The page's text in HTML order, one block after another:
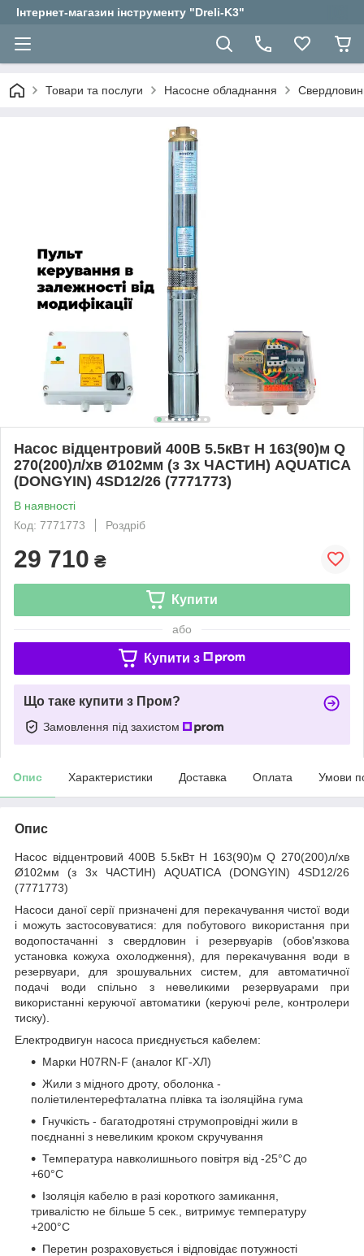
Інтернет-магазин інструменту "Dreli-K3"
Товари та послуги Насосне обладнання
Насос відцентровий 400В 5.5кВт H 163(90)м Q
270(200)л/хв Ø102мм (з 3х ЧАСТИН) AQUATICA
(DONGYIN) 4SD12/26 (7771773)
В наявності
Код: 7771773
Роздріб
29 710 ₴
Купити
або
Купити з
Що таке купити з Пром?
Замовлення під захистом
Опис Характеристики Доставка Оплата Умови
Опис
Насос відцентровий 400В 5.5кВт H 163(90)м Q 270(200)л/хв
Ø102мм (з 3х ЧАСТИН) AQUATICA (DONGYIN) 4SD12/26
(7771773)
Насоси даної серії призначені для перекачування чистої води
і можуть застосовуватися: для побутового використання при
водопостачанні з свердловин і резервуарів (обов'язкова
установка кожуха охолодження), для перекачування води в
резервуари, для зрошувальних систем, для автоматичної
подачі води спільно з невеликими резервуарами при
використанні керуючої автоматики (керуючі реле, контролери
тиску).
Електродвигун насоса приєднується кабелем:
Марки H07RN-F (аналог КГ-ХЛ)
Жили з мідного дроту, оболонка -
поліетилентерефталатна плівка та ізоляційна гума
Гнучкість - багатодротяні струмопровідні жили в
поєднанні з невеликим кроком скручування
Температура навколишнього повітря від -25°C до
+60°C
Ізоляція кабелю в разі короткого замикання,
тривалістю не більше 5 сек., витримує температуру
+200°C
Перетин розраховується і відповідає потужності